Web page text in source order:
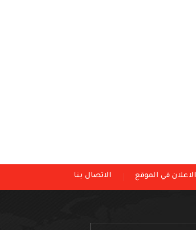
الاعلان في الموقع الاتصال بنا